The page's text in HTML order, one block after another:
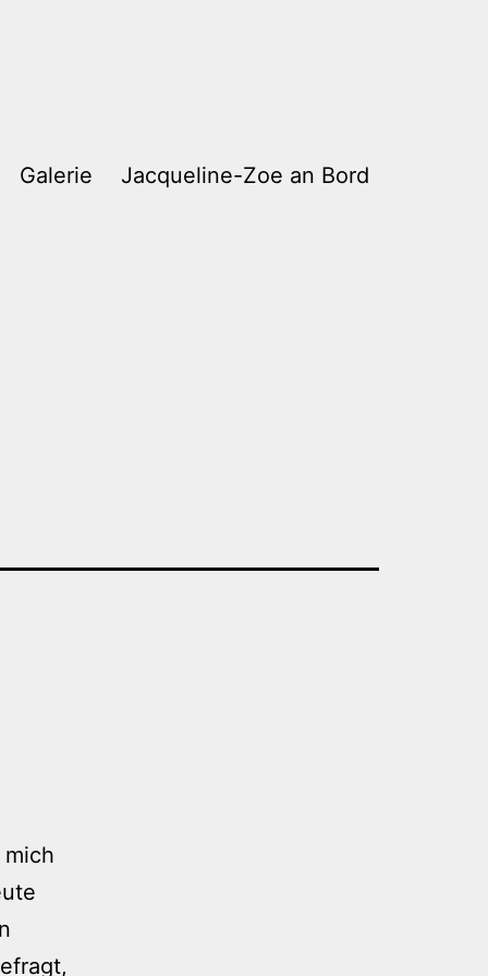
Galerie Jacqueline-Zoe an Bord